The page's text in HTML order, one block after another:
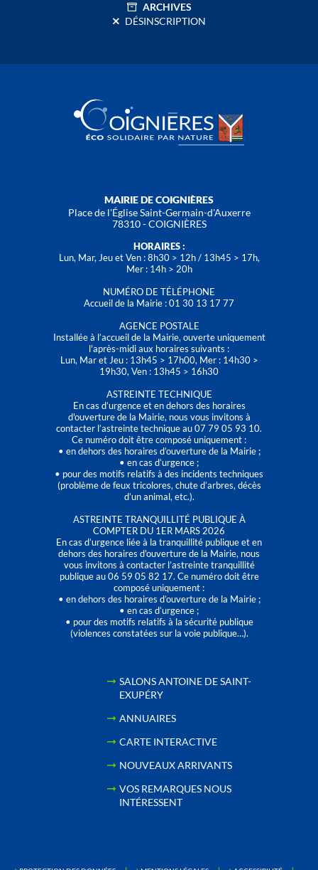
ARCHIVES
DÉSINSCRIPTION
MAIRIE DE COIGNIÈRES
Place de l'Église Saint-Germain-d'Auxerre
78310 - COIGNIÈRES
HORAIRES :
Lun, Mar, Jeu et Ven : 8h30 > 12h / 13h45 > 17h,
Mer : 14h > 20h
NUMÉRO DE TÉLÉPHONE
Accueil de la Mairie : 01 30 13 17 77
AGENCE POSTALE
Installée à l’accueil de la Mairie, ouverte uniquement
l'après-midi aux horaires suivants :
Lun, Mar et Jeu : 13h45 > 17h00, Mer : 14h30 >
19h30, Ven : 13h45 > 16h30
ASTREINTE TECHNIQUE
En cas d’urgence et en dehors des horaires
d'ouverture de la Mairie, nous vous invitons à
contacter l’astreinte technique au 07 79 05 93 10.
Ce numéro doit être composé uniquement :
• en dehors des horaires d’ouverture de la Mairie ;
• en cas d’urgence ;
• pour des motifs relatifs à des incidents techniques
(problème de feux tricolores, chute d’arbres, décès
d’un animal, etc.).
ASTREINTE TRANQUILLITÉ PUBLIQUE À
COMPTER DU 1ER MARS 2026
En cas d’urgence liée à la tranquillité publique et en
dehors des horaires d'ouverture de la Mairie, nous
vous invitons à contacter l’astreinte tranquillité
publique au 06 59 05 82 17. Ce numéro doit être
composé uniquement :
• en dehors des horaires d’ouverture de la Mairie ;
• en cas d’urgence ;
• pour des motifs relatifs à la sécurité publique
(violences constatées sur la voie publique…).
SALONS ANTOINE DE SAINT-
EXUPÉRY
ANNUAIRES
CARTE INTERACTIVE
NOUVEAUX ARRIVANTS
VOS REMARQUES NOUS
INTÉRESSENT